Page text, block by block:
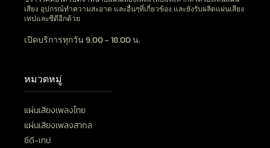
เสียง อุปกรณ์ทำความสะอาด และอื่นๆที่เกี่ยวข้อง และยังรับผลิตแผ่นเสียง
เทปและซีดีอีกด้วย
เปิดบริการทุกวัน 9.00 - 18.00 น.
หมวดหมู่
แผ่นเสียงเพลงไทย
แผ่นเสียงเพลงสากล
ซีดี-เทป